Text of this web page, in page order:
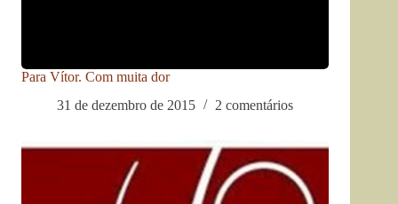
Para Vítor. Com muita dor
31 de dezembro de 2015
2 comentários